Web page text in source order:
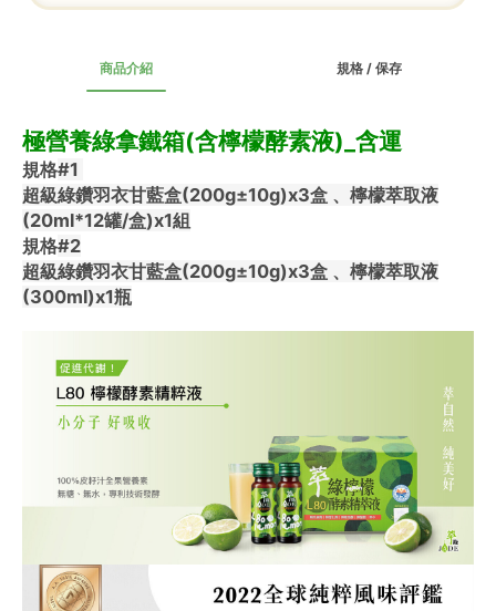
商品介紹 規格 / 保存
極營養綠拿鐵箱(含檸檬酵素液)_含運
規格#1
超級綠鑽羽衣甘藍盒(200g±10g)x3盒 、檸檬萃取液
(20ml*12罐/盒)x1組
規格#2
超級綠鑽羽衣甘藍盒(200g±10g)x3盒 、檸檬萃取液
(300ml)x1瓶